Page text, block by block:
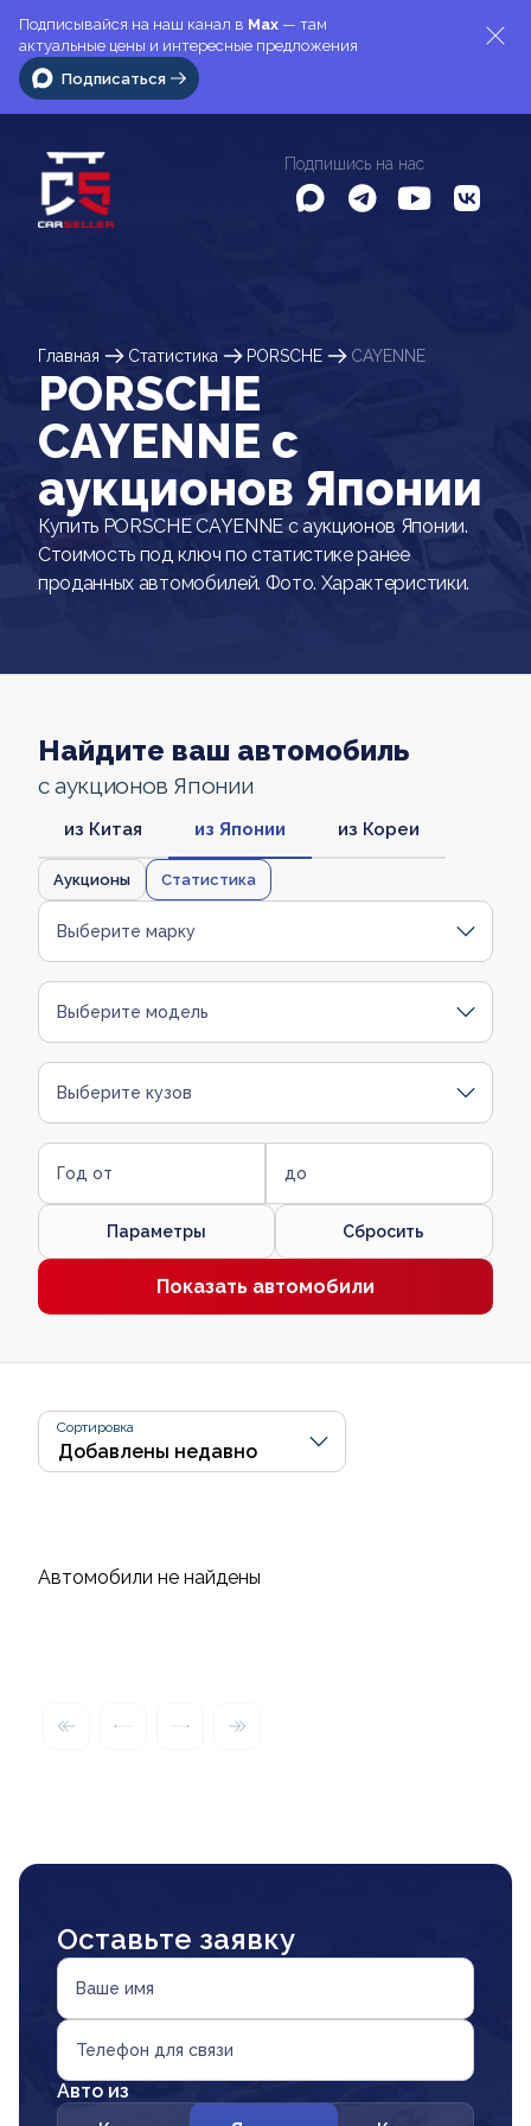
Подписывайся на наш канал в Max — там
актуальные цены и интересные предложения
Подписаться
Подпишись на нас
Главная Статистика PORSCHE CAYENNE
PORSCHE
CAYENNE c
аукционов Японии
Купить PORSCHE CAYENNE с аукционов Японии.
Стоимость под ключ по статистике ранее
проданных автомобилей. Фото. Характеристики.
Найдите ваш автомобиль
с аукционов Японии
из Китая из Японии из Кореи
Аукционы Статистика
Выберите марку
Выберите модель
Выберите кузов
Год от до
Параметры Сбросить
Показать автомобили
Сортировка
Автомобили не найдены
Оставьте заявку
Ваше имя
Телефон для связи
Авто из